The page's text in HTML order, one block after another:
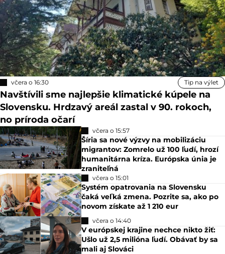
včera o 16:30 Tip na výlet
Navštívili sme najlepšie klimatické kúpele na
Slovensku. Hrdzavý areál zastal v 90. rokoch,
no príroda očarí
včera o 15:57
Šíria sa nové výzvy na mobilizáciu
migrantov: Zomrelo už 100 ľudí, hrozí
humanitárna kríza. Európska únia je
zraniteľná
včera o 15:01
Systém opatrovania na Slovensku
čaká veľká zmena. Pozrite sa, ako po
novom získate až 1 210 eur
včera o 14:40
V európskej krajine nechce nikto žiť:
Ušlo už 2,5 milióna ľudí. Obávať by sa
mali aj Slováci